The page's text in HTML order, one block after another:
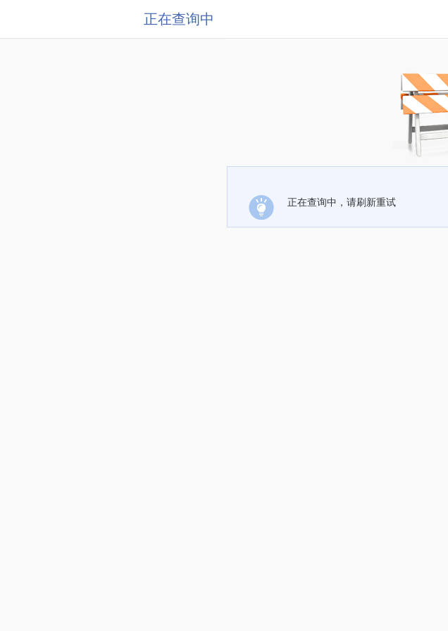
正在查询中
正在查询中，请刷新重试